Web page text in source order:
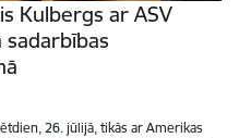
Kulbergs ar ASV
26. jūlijā, tikās ar Amerikas